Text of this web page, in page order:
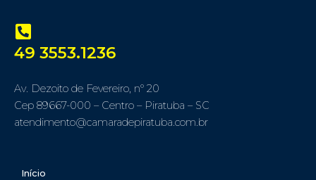
49 3553.1236
Av. Dezoito de Fevereiro, nº 20
Cep 89667-000 – Centro – Piratuba – SC
atendimento@camaradepiratuba.com.br
Início